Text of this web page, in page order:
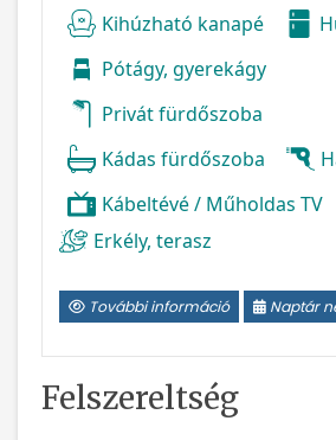
Kihúzható kanapé
Pótágy, gyerekágy
Privát fürdőszoba
Kádas fürdőszoba
Kábeltévé / Műholdas TV
Erkély, terasz
További információ Naptár
Felszereltség